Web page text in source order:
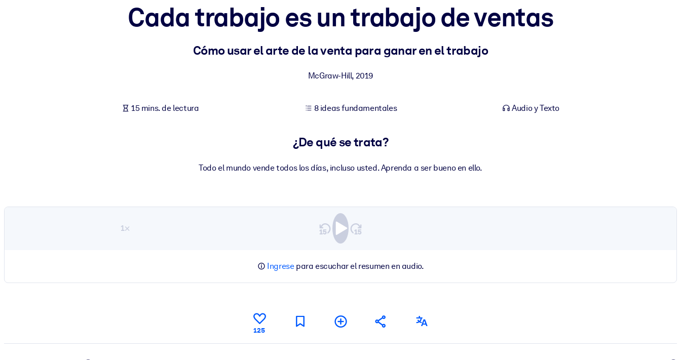
Enriquezca su biblioteca corporativa con conocimientos empresariales confiables y listos para usar.
Alimente sus sistemas de IA con conocimientos fiables y estructurados para mejorar los resultados.
Cada trabajo es un trabajo de ventas
Cómo usar el arte de la venta para ganar en el trabajo
McGraw-Hill, 2019
15 mins. de lectura 8 ideas fundamentales Audio y Texto
¿De qué se trata?
Todo el mundo vende todos los días, incluso usted. Aprenda a ser bueno en ello.
1×
Ingresepara escuchar el resumen en audio.
125